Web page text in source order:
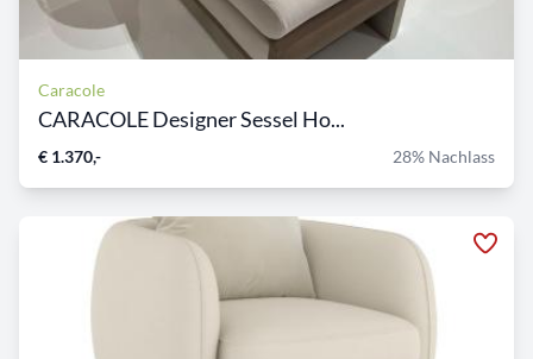
Caracole
CARACOLE Designer Sessel Ho...
€ 1.370,- 28% Nachlass